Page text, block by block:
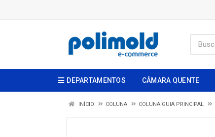
DEPARTAMENTOS CÂMARA QUENTE
INÍCIO COLUNA COLUNA GUIA PRINCIPAL